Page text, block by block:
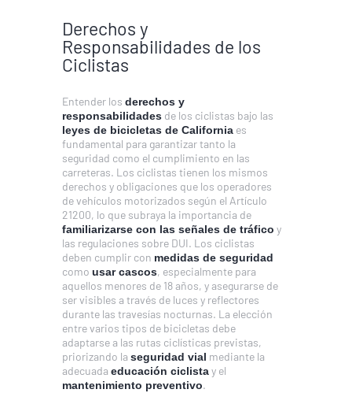
Derechos y
Responsabilidades de los
Ciclistas
Entender los derechos y
responsabilidades de los ciclistas bajo las
leyes de bicicletas de California es
fundamental para garantizar tanto la
seguridad como el cumplimiento en las
carreteras. Los ciclistas tienen los mismos
derechos y obligaciones que los operadores
de vehículos motorizados según el Artículo
21200, lo que subraya la importancia de
familiarizarse con las señales de tráfico y
las regulaciones sobre DUI. Los ciclistas
deben cumplir con medidas de seguridad
como usar cascos, especialmente para
aquellos menores de 18 años, y asegurarse de
ser visibles a través de luces y reflectores
durante las travesías nocturnas. La elección
entre varios tipos de bicicletas debe
adaptarse a las rutas ciclísticas previstas,
priorizando la seguridad vial mediante la
adecuada educación ciclistay el
mantenimiento preventivo.